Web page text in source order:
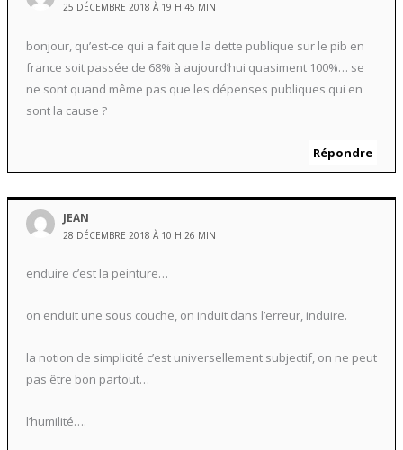
25 DÉCEMBRE 2018 À 19 H 45 MIN
bonjour, qu’est-ce qui a fait que la dette publique sur le pib en
france soit passée de 68% à aujourd’hui quasiment 100%… se
ne sont quand même pas que les dépenses publiques qui en
sont la cause ?
Répondre
JEAN
28 DÉCEMBRE 2018 À 10 H 26 MIN
enduire c’est la peinture…
on enduit une sous couche, on induit dans l’erreur, induire.
la notion de simplicité c’est universellement subjectif, on ne peut
pas être bon partout…
l’humilité….